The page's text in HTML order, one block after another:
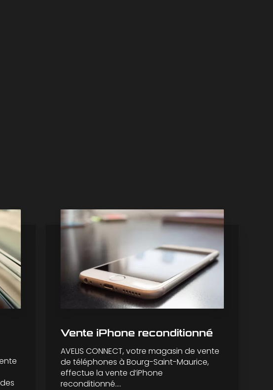
Vente iPhone reconditionné
AVELIS CONNECT, votre magasin de vente
de téléphones à Bourg-Saint-Maurice,
effectue la vente d’iPhone
reconditionné....